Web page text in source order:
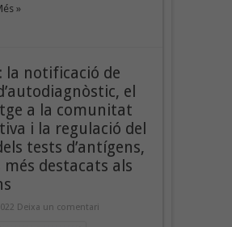
»
la notificació de
el
a la comunitat
i la regulació del
tests d’antígens,
més destacats als
Deixa un comentari